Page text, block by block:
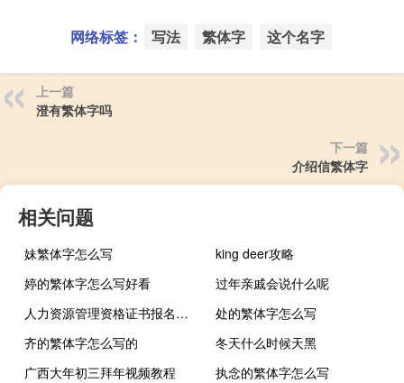
网络标签： 写法 繁体字 这个名字
上一篇
澄有繁体字吗
下一篇
介绍信繁体字
相关问题
妹繁体字怎么写
king deer攻略
婷的繁体字怎么写好看
过年亲戚会说什么呢
人力资源管理资格证书报名条件
处的繁体字怎么写
齐的繁体字怎么写的
冬天什么时候天黑
广西大年初三拜年视频教程
执念的繁体字怎么写